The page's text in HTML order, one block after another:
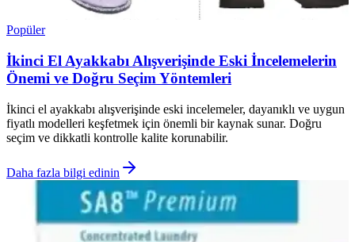
Popüler
İkinci El Ayakkabı Alışverişinde Eski İncelemelerin
Önemi ve Doğru Seçim Yöntemleri
İkinci el ayakkabı alışverişinde eski incelemeler, dayanıklı ve uygun
fiyatlı modelleri keşfetmek için önemli bir kaynak sunar. Doğru
seçim ve dikkatli kontrolle kalite korunabilir.
Daha fazla bilgi edinin